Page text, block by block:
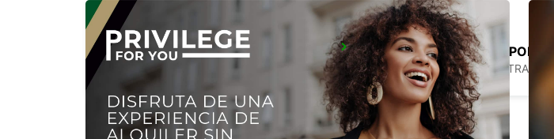
BUSSELTON CITY
BUSSELTON - AUSTRALIA
BUSSELTON AIRPORT
BUSSELTON - AUSTRALIA